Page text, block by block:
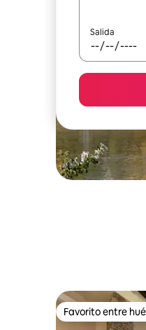
Salida
Favorito entre
Favorito entre